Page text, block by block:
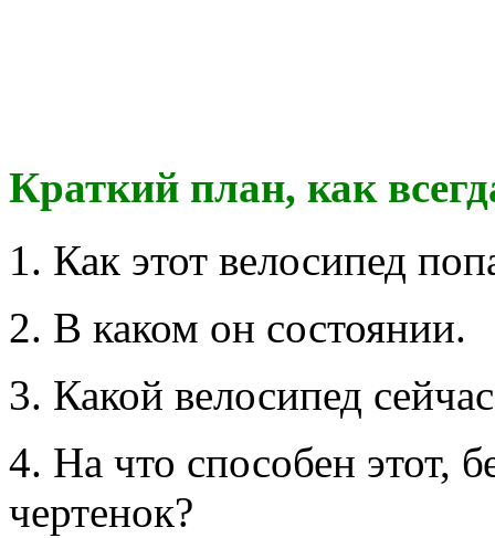
Краткий план, как
1. Как этот велосипед
2. В каком он состоянии.
3. Какой велосипед
4. На что способен этот,
чертенок?